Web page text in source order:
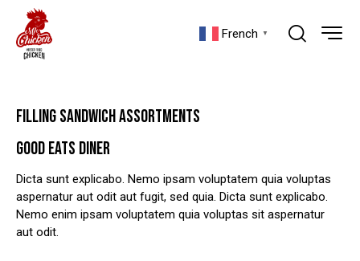
French ▼
FILLING SANDWICH ASSORTMENTS
GOOD EATS DINER
Dicta sunt explicabo. Nemo ipsam voluptatem quia voluptas
aspernatur aut odit aut fugit, sed quia. Dicta sunt explicabo.
Nemo enim ipsam voluptatem quia voluptas sit aspernatur
aut odit.